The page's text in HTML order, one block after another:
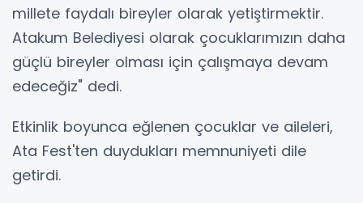
millete faydalı bireyler olarak yetiştirmektir.
Atakum Belediyesi olarak çocuklarımızın daha
güçlü bireyler olması için çalışmaya devam
edeceğiz" dedi.
Etkinlik boyunca eğlenen çocuklar ve aileleri,
Ata Fest'ten duydukları memnuniyeti dile
getirdi.